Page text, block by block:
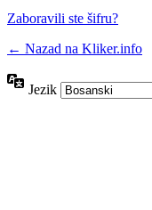
Zaboravili ste šifru?
← Nazad na Kliker.info
Jezik